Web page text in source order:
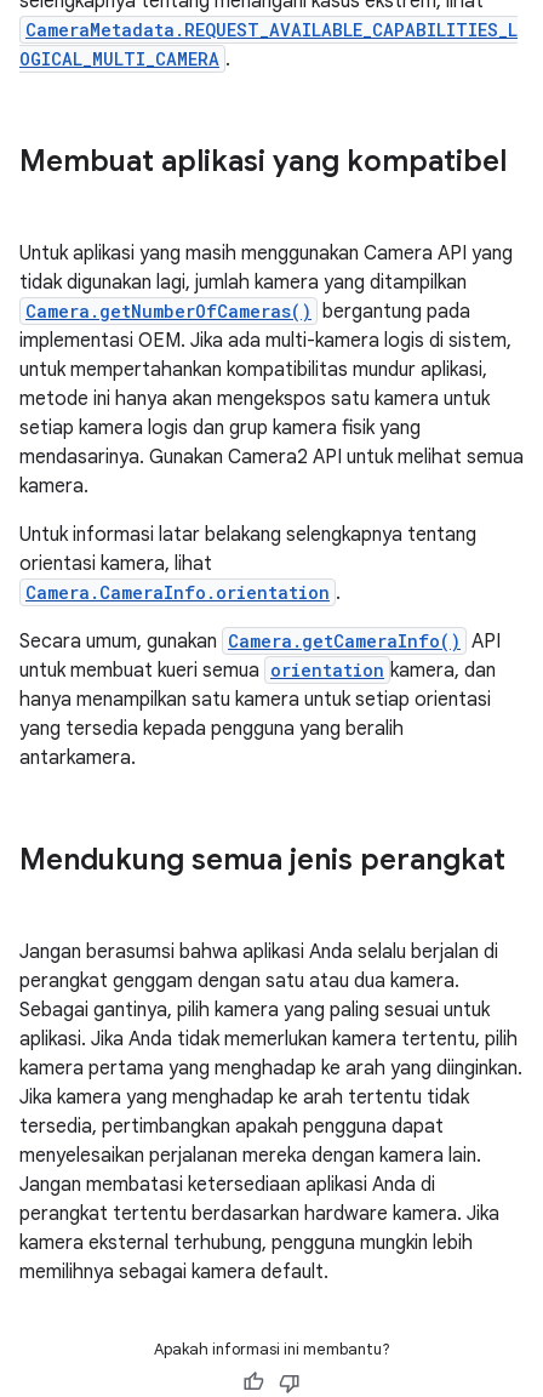
CameraMetadata.REQUEST_AVAILABLE_CAPABILITIES_L
OGICAL_MULTI_CAMERA .
Membuat aplikasi yang kompatibel
Untuk aplikasi yang masih menggunakan Camera API yang
tidak digunakan lagi, jumlah kamera yang ditampilkan
Camera.getNumberOfCameras() bergantung pada
implementasi OEM. Jika ada multi-kamera logis di sistem,
untuk mempertahankan kompatibilitas mundur aplikasi,
metode ini hanya akan mengekspos satu kamera untuk
setiap kamera logis dan grup kamera fisik yang
mendasarinya. Gunakan Camera2 API untuk melihat semua
kamera.
Untuk informasi latar belakang selengkapnya tentang
orientasi kamera, lihat
Camera.CameraInfo.orientation .
Secara umum, gunakan Camera.getCameraInfo() API
untuk membuat kueri semua orientation kamera, dan
hanya menampilkan satu kamera untuk setiap orientasi
yang tersedia kepada pengguna yang beralih
antarkamera.
Mendukung semua jenis perangkat
Jangan berasumsi bahwa aplikasi Anda selalu berjalan di
perangkat genggam dengan satu atau dua kamera.
Sebagai gantinya, pilih kamera yang paling sesuai untuk
aplikasi. Jika Anda tidak memerlukan kamera tertentu, pilih
kamera pertama yang menghadap ke arah yang diinginkan.
Jika kamera yang menghadap ke arah tertentu tidak
tersedia, pertimbangkan apakah pengguna dapat
menyelesaikan perjalanan mereka dengan kamera lain.
Jangan membatasi ketersediaan aplikasi Anda di
perangkat tertentu berdasarkan hardware kamera. Jika
kamera eksternal terhubung, pengguna mungkin lebih
memilihnya sebagai kamera default.
Apakah informasi ini membantu?